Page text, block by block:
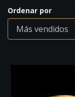
Ordenar por